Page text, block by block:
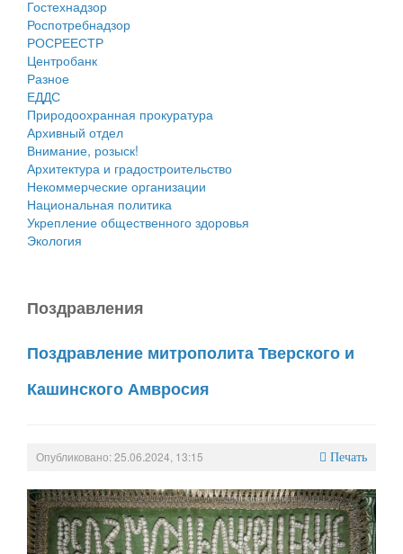
Собрание депутатов
Городское поселение
Сельские поселения
Гостехнадзор
Роспотребнадзор
РОСРЕЕСТР
Центробанк
Разное
ЕДДС
Природоохранная прокуратура
Архивный отдел
Внимание, розыск!
Архитектура и градостроительство
Некоммерческие организации
Национальная политика
Укрепление общественного здоровья
Экология
Поздравления
Поздравление митрополита Тверского и
Кашинского Амвросия
Опубликовано: 25.06.2024, 13:15 Печать